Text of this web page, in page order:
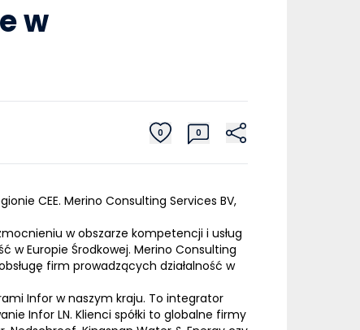
w
0 0
CEE. Merino Consulting Services BV,
w obszarze kompetencji i usług
Europie Środkowej. Merino Consulting
firm prowadzących działalność w
Infor w naszym kraju. To integrator
Infor LN. Klienci spółki to globalne firmy